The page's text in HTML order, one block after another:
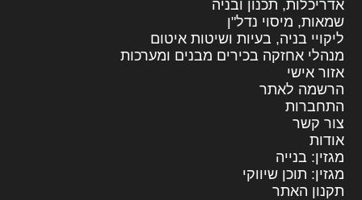
אדריכלות, תכנון ובניה
שמאות, מיסוי נדל"ן
ליקויי בניה, בעיות ושיטות איטום
מנהלי אחזקה בכירים מבנים ומערכות
אזור אישי
הרשמה לאתר
התחברות
צור קשר
אודות
מגזין: בנייה
מגזין: תוכן שיווקי
תקנון האתר